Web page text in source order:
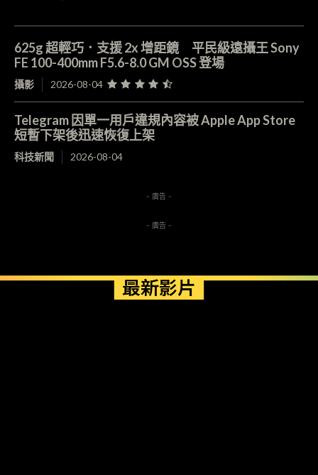
625g 超輕巧．支援 2x 增距鏡 平民級遠攝王 Sony
FE 100-400mm F5.6-8.0 GM OSS 登場
攝影 2026-08-04
Telegram 因單一用戶違規內容被 Apple App Store
短暫下架後迅速恢復上架
科技新聞 2026-08-04
- 廣告 -
- 廣告 -
最新影片